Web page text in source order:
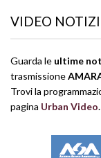
VIDEO
Guarda le ultime
trasmissione
Trovi la
pagina Urban Video.